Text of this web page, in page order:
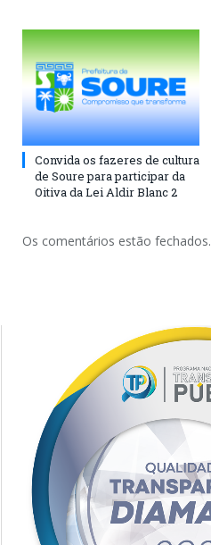
Convida os fazeres de cultura
de Soure para participar da
Oitiva da Lei Aldir Blanc 2
Os comentários estão fechados.